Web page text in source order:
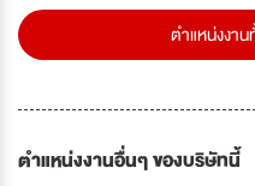
ตำแหน่งงา
ตำแหน่งงานอื่นๆ ของบริษัทนี้